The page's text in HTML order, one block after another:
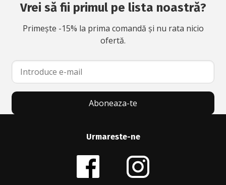
Vrei să fii primul pe lista noastră?
Primește -15% la prima comandă și nu rata nicio
ofertă.
Aboneaza-te
Urmareste-ne